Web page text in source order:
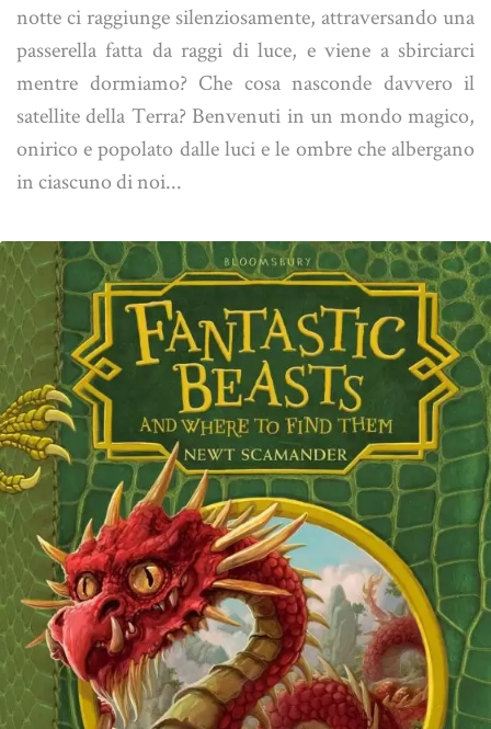
notte ci raggiunge silenziosamente, attraversando una
passerella fatta da raggi di luce, e viene a sbirciarci
mentre dormiamo? Che cosa nasconde davvero il
satellite della Terra? Benvenuti in un mondo magico,
onirico e popolato dalle luci e le ombre che albergano
in ciascuno di noi...